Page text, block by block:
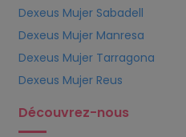
Dexeus Mujer Sabadell
Dexeus Mujer Manresa
Dexeus Mujer Tarragona
Dexeus Mujer Reus
Découvrez-nous